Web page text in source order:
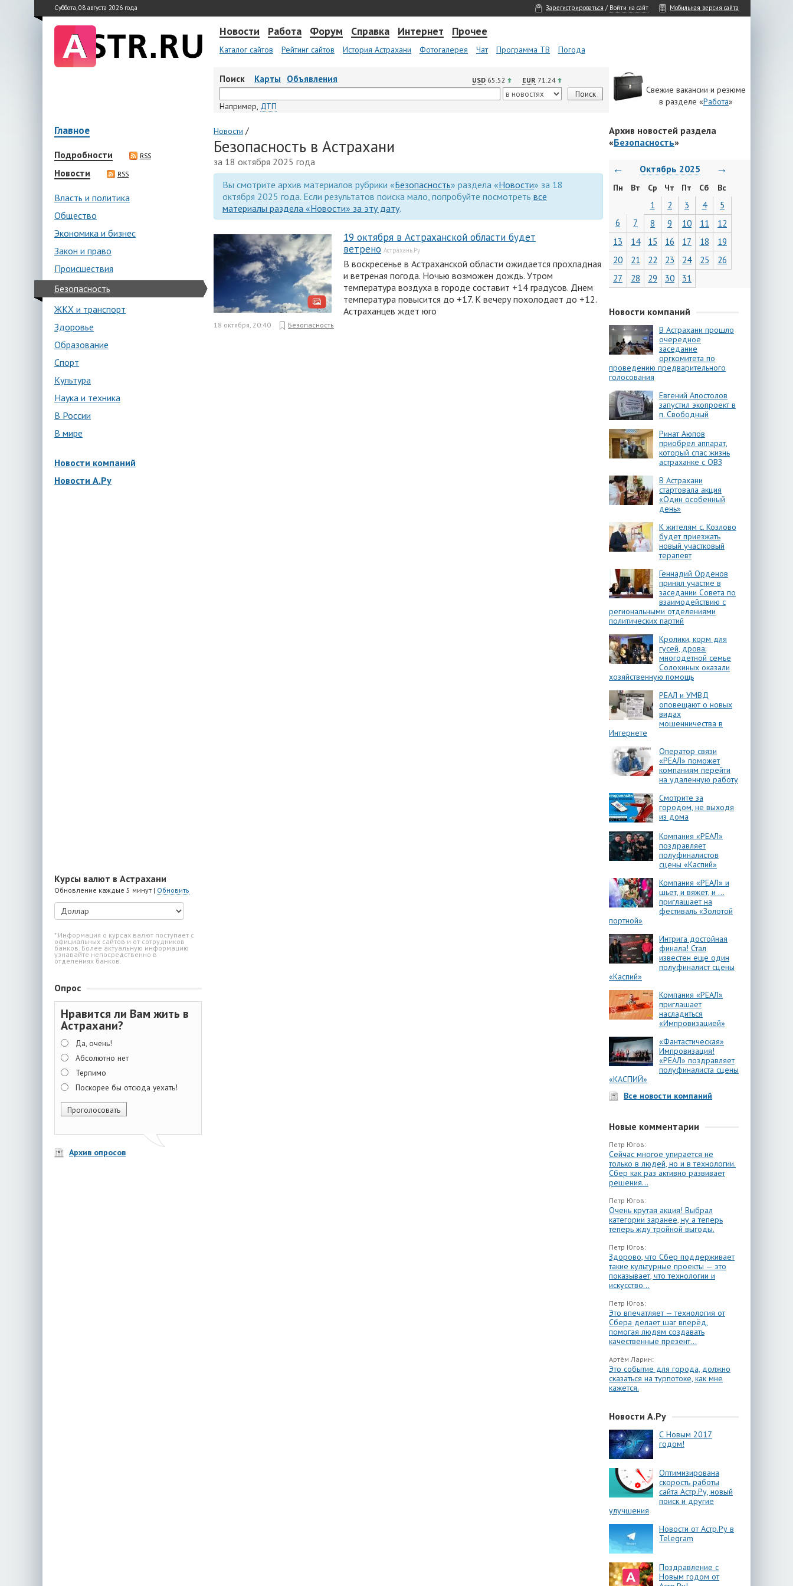
Суббота, 08 августа 2026 года Зарегистрироваться / Войти на сайт Мобильная версия сайта
Новости Работа Форум Справка Интернет Прочее
Каталог сайтов Рейтинг сайтов История Астрахани Фотогалерея Чат Программа ТВ Погода
Поиск Карты Объявления USD 65.52 EUR 71.24
Например, ДТП
Свежие вакансии и резюме
в разделе «Работа»
Главное
Подробности RSS
Новости RSS
Власть и политика
Общество
Экономика и бизнес
Закон и право
Происшествия
Безопасность
ЖКХ и транспорт
Здоровье
Образование
Спорт
Культура
Наука и техника
В России
В мире
Новости компаний
Новости А.Ру
Курсы валют в Астрахани
Обновление каждые 5 минут | Обновить
* Информация о курсах валют поступает с
официальных сайтов и от сотрудников
банков. Более актуальную информацию
узнавайте непосредственно в
отделениях банков.
Опрос
Нравится ли Вам жить в
Астрахани?
Да, очень!
Абсолютно нет
Терпимо
Поскорее бы отсюда уехать!
Архив опросов
Новости /
Безопасность в Астрахани
за 18 октября 2025 года
Вы смотрите архив материалов рубрики «Безопасность» раздела «Новости» за 18
октября 2025 года. Если результатов поиска мало, попробуйте посмотреть все
материалы раздела «Новости» за эту дату.
19 октября в Астраханской области будет
ветрено Астрахань.Ру
В воскресенье в Астраханской области ожидается прохладная
и ветреная погода. Ночью возможен дождь. Утром
температура воздуха в городе составит +14 градусов. Днем
температура повысится до +17. К вечеру похолодает до +12.
Астраханцев ждет юго
18 октября, 20:40 Безопасность
Архив новостей раздела
«Безопасность»
← Октябрь 2025 →
Пн Вт Ср Чт Пт Сб Вс
1 2 3 4
5
6
7 8 9 10 11
12
13
14 15 16 17 18
19
20
21 22 23 24 25
26
27
28 29 30 31
Новости компаний
В Астрахани прошло
очередное
заседание
оргкомитета по
проведению предварительного
голосования
Евгений Апостолов
запустил экопроект в
п. Свободный
Ринат Аюпов
приобрел аппарат,
который спас жизнь
астраханке с ОВЗ
В Астрахани
стартовала акция
«Один особенный
день»
К жителям с. Козлово
будет приезжать
новый участковый
терапевт
Геннадий Орденов
принял участие в
заседании Совета по
взаимодействию с
региональными отделениями
политических партий
Кролики, корм для
гусей, дрова:
многодетной семье
Солохиных оказали
хозяйственную помощь
РЕАЛ и УМВД
оповещают о новых
видах
мошенничества в
Интернете
Оператор связи
«РЕАЛ» поможет
компаниям перейти
на удаленную работу
Смотрите за
городом, не выходя
из дома
Компания «РЕАЛ»
поздравляет
полуфиналистов
сцены «Каспий»
Компания «РЕАЛ» и
шьет, и вяжет, и …
приглашает на
фестиваль «Золотой
портной»
Интрига достойная
финала! Стал
известен еще один
полуфиналист сцены
«Каспий»
Компания «РЕАЛ»
приглашает
насладиться
«Импровизацией»
«Фантастическая»
Импровизация!
«РЕАЛ» поздравляет
полуфиналиста сцены
«КАСПИЙ»
Все новости компаний
Новые комментарии
Петр Югов:
Сейчас многое упирается не
только в людей, но и в технологии.
Сбер как раз активно развивает
решения...
Петр Югов:
Очень крутая акция! Выбрал
категории заранее, ну а теперь
теперь жду тройной выгоды.
Петр Югов:
Здорово, что Сбер поддерживает
такие культурные проекты — это
показывает, что технологии и
искусство...
Петр Югов:
Это впечатляет — технология от
Сбера делает шаг вперёд,
помогая людям создавать
качественные презент...
Артём Ларин:
Это событие для города, должно
сказаться на турпотоке, как мне
кажется.
Новости А.Ру
С Новым 2017
годом!
Оптимизирована
скорость работы
сайта Астр.Ру, новый
поиск и другие
улучшения
Новости от Астр.Ру в
Telegram
Поздравление с
Новым годом от